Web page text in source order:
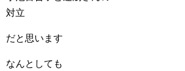
対立
だと思います
なんとしても